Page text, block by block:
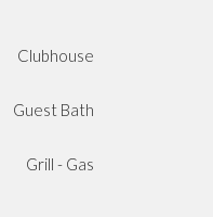
Clubhouse
Guest Bath
Grill - Gas